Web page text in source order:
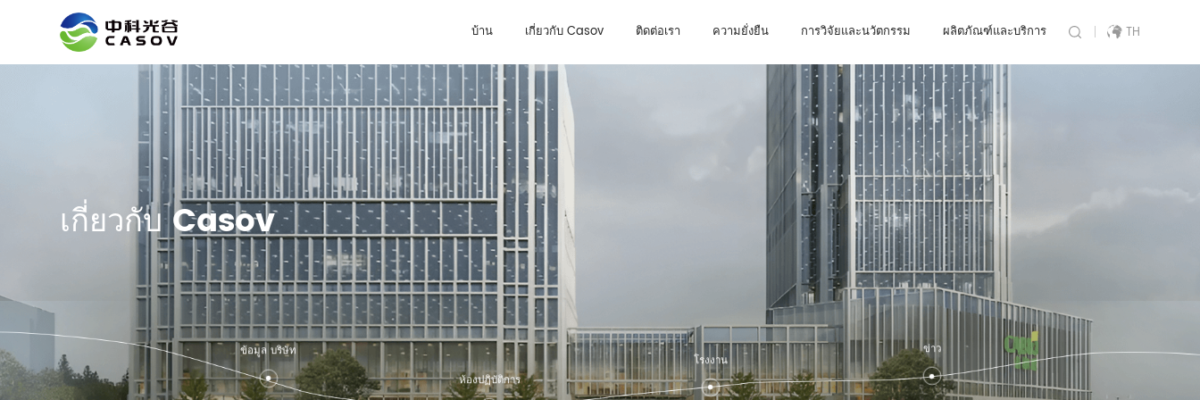
บ้าน เกี่ยวกับ Casov ติดต่อเรา ความยั่งยืน การวิจัยและนวัตกรรม ผลิตภัณฑ์และบริการ TH
ข้อมูล บริษัท ห้องปฏิบัติการ โรงงาน ข่าว
เกี่ยวกับ Casov
ข้อมูล บริษัท
ห้องปฏิบัติการ
โรงงาน
ข่าว